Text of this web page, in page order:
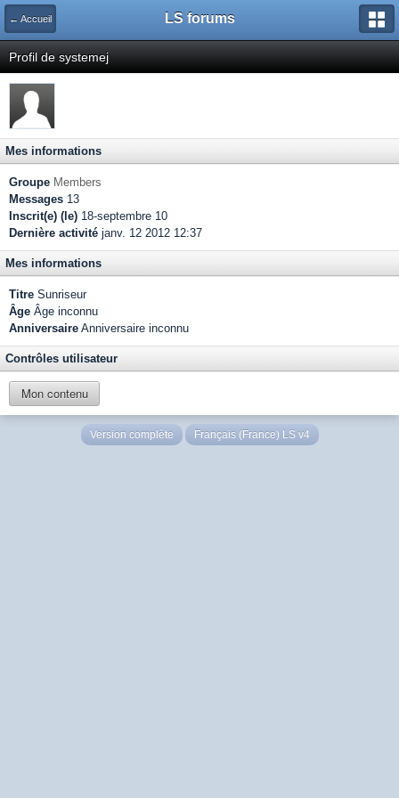
← Accueil LS forums
Profil de systemej
Mes informations
Groupe Members
Messages 13
Inscrit(e) (le) 18-septembre 10
Dernière activité janv. 12 2012 12:37
Mes informations
Titre Sunriseur
Âge Âge inconnu
Anniversaire Anniversaire inconnu
Contrôles utilisateur
Mon contenu
Version complète Français (France) LS v4